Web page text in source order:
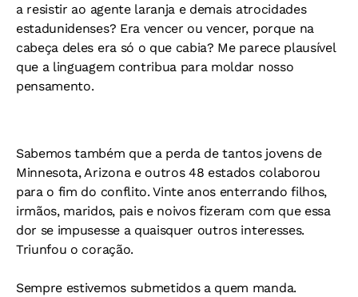
a resistir ao agente laranja e demais atrocidades
estadunidenses? Era vencer ou vencer, porque na
cabeça deles era só o que cabia? Me parece plausível
que a linguagem contribua para moldar nosso
pensamento.
Sabemos também que a perda de tantos jovens de
Minnesota, Arizona e outros 48 estados colaborou
para o fim do conflito. Vinte anos enterrando filhos,
irmãos, maridos, pais e noivos fizeram com que essa
dor se impusesse a quaisquer outros interesses.
Triunfou o coração.
Sempre estivemos submetidos a quem manda.